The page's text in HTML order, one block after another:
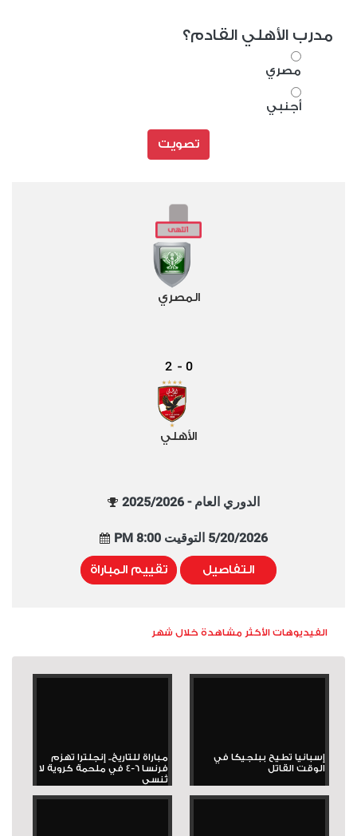
مدرب الأهلي القادم؟
مصري
أجنبي
تصويت
المصري
0
-
2
الأهلي
الدوري العام - 2025/2026
5/20/2026 التوقيت 8:00 PM
التفاصيل تقييم المباراة
الفيديوهات الأكثر مشاهدة خلال شهر
إسبانيا تطيح ببلجيكا في
الوقت القاتل
مباراة للتاريخ.. إنجلترا تهزم
فرنسا 6-4 في ملحمة كروية لا
تُنسى